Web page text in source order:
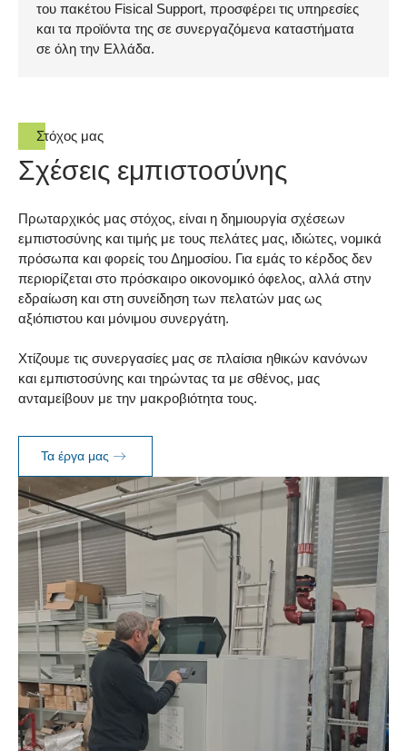
του πακέτου Fisical Support, προσφέρει τις υπηρεσίες
και τα προϊόντα της σε συνεργαζόμενα καταστήματα
σε όλη την Ελλάδα.
Στόχος μας
Σχέσεις εμπιστοσύνης
Πρωταρχικός μας στόχος, είναι η δημιουργία σχέσεων
εμπιστοσύνης και τιμής με τους πελάτες μας, ιδιώτες, νομικά
πρόσωπα και φορείς του Δημοσίου. Για εμάς το κέρδος δεν
περιορίζεται στο πρόσκαιρο οικονομικό όφελος, αλλά στην
εδραίωση και στη συνείδηση των πελατών μας ως
αξιόπιστου και μόνιμου συνεργάτη.
Χτίζουμε τις συνεργασίες μας σε πλαίσια ηθικών κανόνων
και εμπιστοσύνης και τηρώντας τα με σθένος, μας
ανταμείβουν με την μακροβιότητα τους.
Τα έργα μας